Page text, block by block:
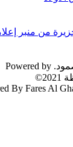
من منبر
By Fares Al